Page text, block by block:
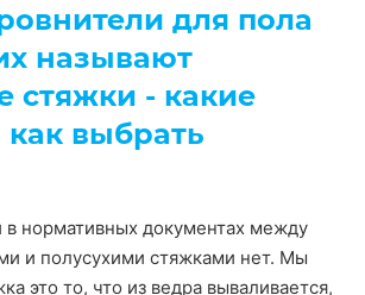
для пола
называют
стяжки - какие
выбрать
в нормативных документах между
и полусухими стяжками нет. Мы
это то, что из ведра вываливается,